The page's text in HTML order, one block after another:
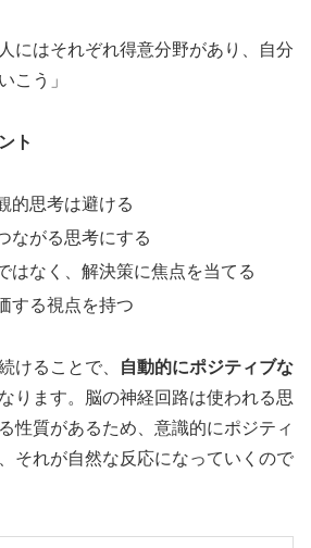
にはそれぞれ得意分野があり、自分
こう」
ト
的思考は避ける
ながる思考にする
はなく、解決策に焦点を当てる
する視点を持つ
けることで、
自動的にポジティブな
ります。脳の神経回路は使われる思
性質があるため、意識的にポジティ
それが自然な反応になっていくので